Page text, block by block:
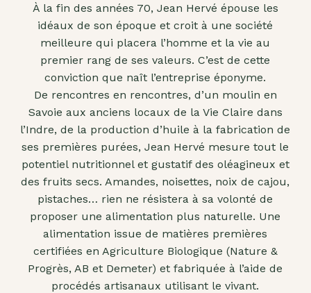
À la fin des années 70, Jean Hervé épouse les
idéaux de son époque et croit à une société
meilleure qui placera l’homme et la vie au
premier rang de ses valeurs. C’est de cette
conviction que naît l’entreprise éponyme.
De rencontres en rencontres, d’un moulin en
Savoie aux anciens locaux de la Vie Claire dans
l’Indre, de la production d’huile à la fabrication de
ses premières purées, Jean Hervé mesure tout le
potentiel nutritionnel et gustatif des oléagineux et
des fruits secs. Amandes, noisettes, noix de cajou,
pistaches… rien ne résistera à sa volonté de
proposer une alimentation plus naturelle. Une
alimentation issue de matières premières
certifiées en Agriculture Biologique (Nature &
Progrès, AB et Demeter) et fabriquée à l’aide de
procédés artisanaux utilisant le vivant.
fruits
secs
Purées
sucrées
dites
"confits"
Livres
Anti-
gaspi
Promotions